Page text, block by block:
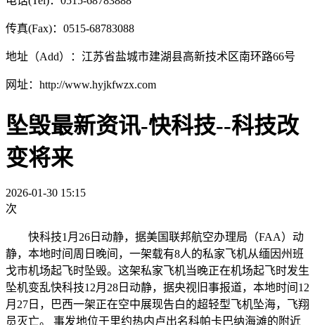
传真(Fax)：0515-68783088
地址（Add）：江苏省盐城市建湖县高新技术区南环路66号
网址：http://www.hyjkfwzx.com
坠毁最新资讯-快科技--科技改
变将来
2026-01-30 15:15
次
快科技1月26日动静，据美国联邦航空办理局（FAA）动
静，本地时间周日晚间，一架载有8人的私家飞机从缅因州班
戈市机场起飞时坠毁。这架私家飞机当晚正在机场起飞时发生
坠机变乱快科技12月28日动静，据央视旧事报道，本地时间12
月27日，巴西一架正在空中展现告白的超轻型飞机坠海，飞翔
员灭亡。 事发地位于里约热内卢出名科帕卡巴纳海滩的附近